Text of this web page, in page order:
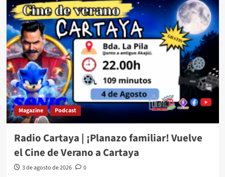
Magazine Podcast
Radio Cartaya | ¡Planazo familiar! Vuelve
el Cine de Verano a Cartaya
3 de agosto de 2026 0